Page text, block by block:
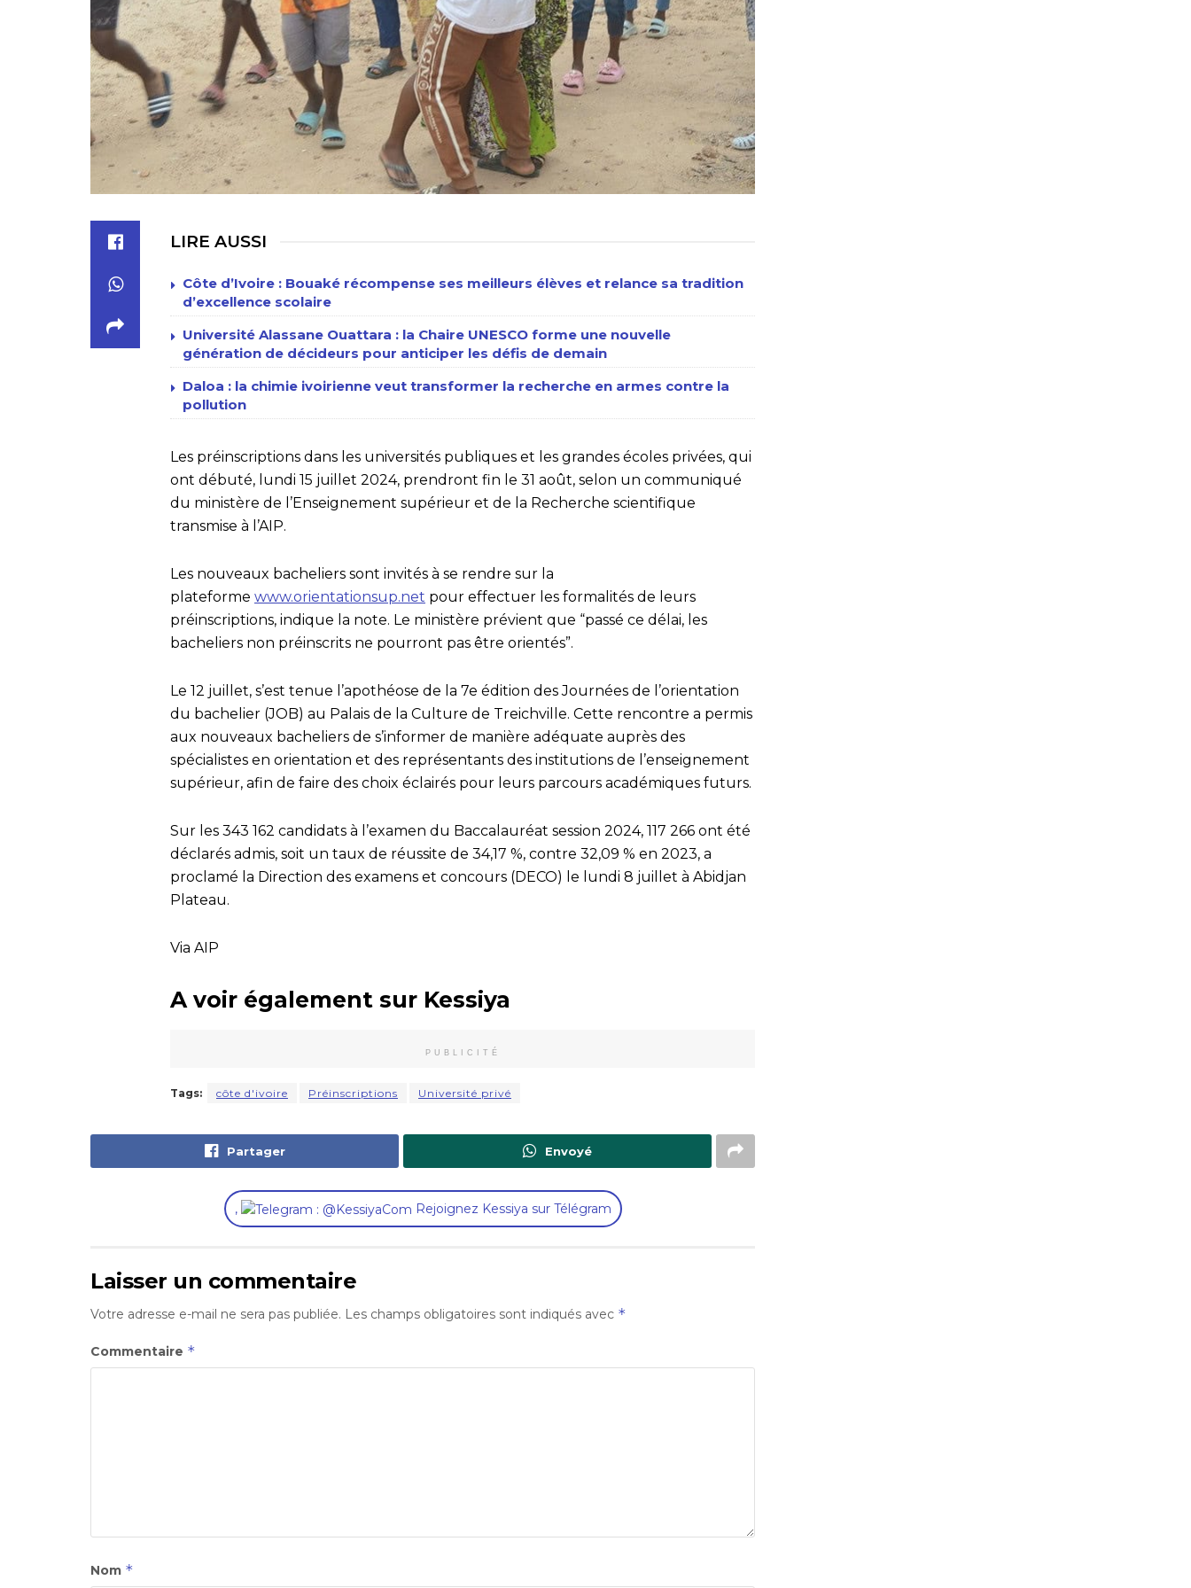
LIRE AUSSI
Côte d’Ivoire : Bouaké récompense ses meilleurs élèves et relance sa tradition
d’excellence scolaire
Université Alassane Ouattara : la Chaire UNESCO forme une nouvelle
génération de décideurs pour anticiper les défis de demain
Daloa : la chimie ivoirienne veut transformer la recherche en armes contre la
pollution
Les préinscriptions dans les universités publiques et les grandes écoles privées, qui
ont débuté, lundi 15 juillet 2024, prendront fin le 31 août, selon un communiqué
du ministère de l’Enseignement supérieur et de la Recherche scientifique
transmise à l’AIP.
Les nouveaux bacheliers sont invités à se rendre sur la
plateforme www.orientationsup.net pour effectuer les formalités de leurs
préinscriptions, indique la note. Le ministère prévient que “passé ce délai, les
bacheliers non préinscrits ne pourront pas être orientés”.
Le 12 juillet, s’est tenue l’apothéose de la 7e édition des Journées de l’orientation
du bachelier (JOB) au Palais de la Culture de Treichville. Cette rencontre a permis
aux nouveaux bacheliers de s’informer de manière adéquate auprès des
spécialistes en orientation et des représentants des institutions de l’enseignement
supérieur, afin de faire des choix éclairés pour leurs parcours académiques futurs.
Sur les 343 162 candidats à l’examen du Baccalauréat session 2024, 117 266 ont été
déclarés admis, soit un taux de réussite de 34,17 %, contre 32,09 % en 2023, a
proclamé la Direction des examens et concours (DECO) le lundi 8 juillet à Abidjan
Plateau.
Via AIP
A voir également sur Kessiya
PUBLICITÉ
Tags: côte d'ivoire Préinscriptions Université privé
Partager Envoyé
, Rejoignez Kessiya sur Télégram
Laisser un commentaire
Votre adresse e-mail ne sera pas publiée. Les champs obligatoires sont indiqués avec *
Commentaire *
Nom *